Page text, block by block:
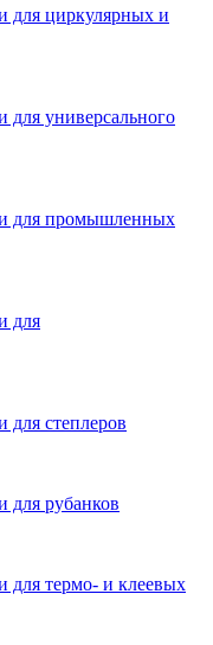
для циркулярных и
для универсального
для промышленных
для
для степлеров
для рубанков
для термо- и клеевых